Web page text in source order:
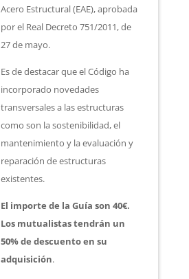
Acero Estructural (EAE), aprobada
por el Real Decreto 751/2011, de
27 de mayo.
Es de destacar que el Código ha
incorporado novedades
transversales a las estructuras
como son la sostenibilidad, el
mantenimiento y la evaluación y
reparación de estructuras
existentes.
El importe de la Guía son 40€.
Los mutualistas tendrán un
50% de descuento en su
adquisición.